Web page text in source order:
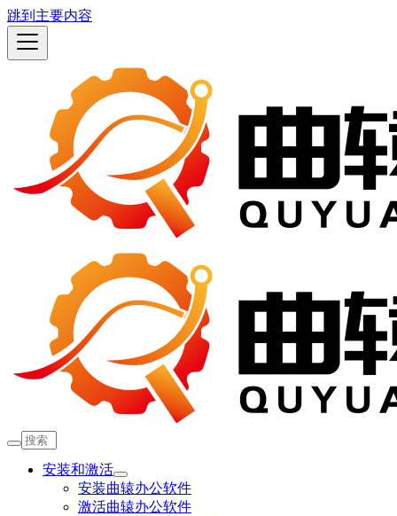
跳到主要内容
安装和激活
安装曲辕办公软件
激活曲辕办公软件